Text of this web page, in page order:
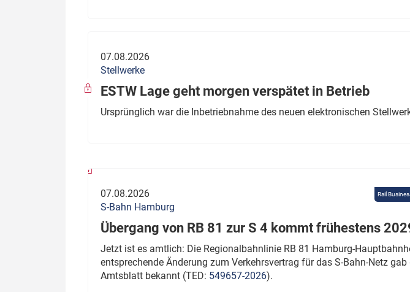
Thema des Monats
Dossier: Generalsanierung
Dossier: ETCS
07.08.2026
Stellwerke
ESTW Lage geht morgen verspätet in Betrieb
Ursprünglich war die Inbetriebnahme des neuen elektronischen
Rail
07.08.2026
S-Bahn Hamburg
Übergang von RB 81 zur S 4 kommt frühestens
Jetzt ist es amtlich: Die Regionalbahnlinie RB 81 Hamburg-
entsprechende Änderung zum Verkehrsvertrag für das S-Bahn-Netz
Amtsblatt bekannt (TED: 549657-2026).